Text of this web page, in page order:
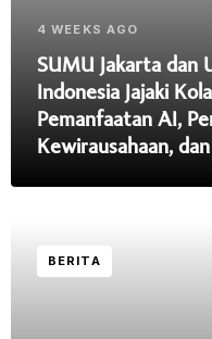
4 WEEKS AGO
SUMU Jakarta dan
Indonesia Jajaki
Pemanfaatan AI,
Kewirausahaan,
BERITA